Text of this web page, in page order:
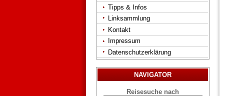
Tipps & Infos
Linksammlung
Kontakt
Impressum
Datenschutzerklärung
NAVIGATOR
Reisesuche nach